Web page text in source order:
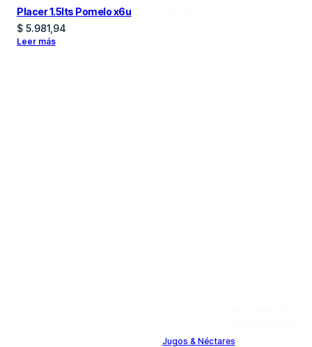
Placer 1.5lts Pomelo x6u
$ 5.981,94
Leer más
Jugos & Néctares